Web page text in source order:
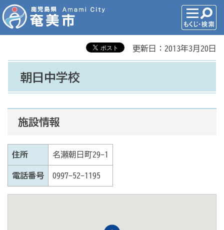
更新日：2013年3月20日
朝日中学校
施設情報
住所 名瀬朝日町29-1
電話番号 0997-52-1195